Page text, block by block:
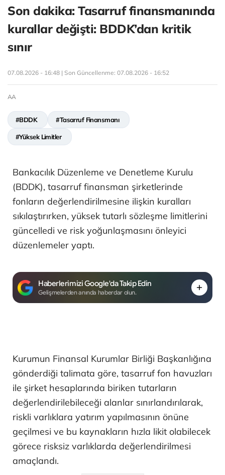
Son dakika: Tasarruf finansmanında
kurallar değişti: BDDK’dan kritik
sınır
07.08.2026 - 16:48 | Son Güncellenme: 07.08.2026 - 16:52
AA
#BDDK #Tasarruf Finansmanı
#Yüksek Limitler
Bankacılık Düzenleme ve Denetleme Kurulu
(BDDK), tasarruf finansman şirketlerinde
fonların değerlendirilmesine ilişkin kuralları
sıkılaştırırken, yüksek tutarlı sözleşme limitlerini
güncelledi ve risk yoğunlaşmasını önleyici
düzenlemeler yaptı.
Haberlerimizi Google'da Takip Edin
Gelişmelerden anında haberdar olun.
Kurumun Finansal Kurumlar Birliği Başkanlığına
gönderdiği talimata göre, tasarruf fon havuzları
ile şirket hesaplarında biriken tutarların
değerlendirilebileceği alanlar sınırlandırılarak,
riskli varlıklara yatırım yapılmasının önüne
geçilmesi ve bu kaynakların hızla likit olabilecek
görece risksiz varlıklarda değerlendirilmesi
amaçlandı.